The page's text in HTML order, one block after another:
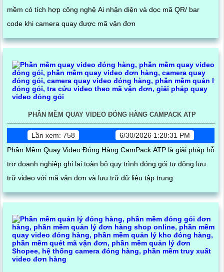
mềm có tích hợp công nghệ Ai nhận diện và dọc mã QR/ bar
code khi camera quay được mã vận đơn
PHẦN MỀM QUAY VIDEO ĐÓNG HÀNG CAMPACK ATP
Lần xem: 758
6/30/2026 1:28:31 PM
Phần Mềm Quay Video Đóng Hàng CamPack ATP là giải pháp hỗ
trợ doanh nghiệp ghi lại toàn bộ quy trình đóng gói tự động lưu
trữ video với mã vận đơn và lưu trữ dữ liệu tập trung